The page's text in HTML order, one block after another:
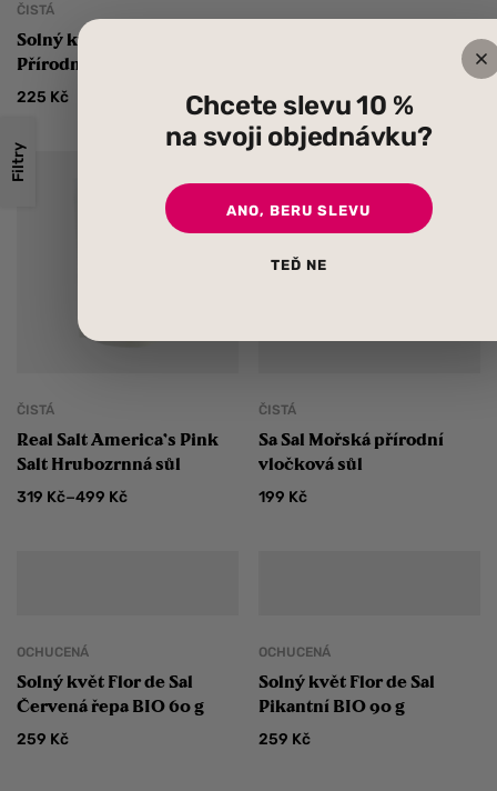
Filtry
ČISTÁ
Solný květ Flor de Sal
Přírodní 90 g
225 Kč
ČISTÁ
Real Salt America’s Pink
Salt Hrubozrnná sůl
319 Kč–499 Kč
ČISTÁ
Sa Sal Mořská přírodní
vločková sůl
199 Kč
OCHUCENÁ
Solný květ Flor de Sal
Červená řepa BIO 60 g
259 Kč
OCHUCENÁ
Solný květ Flor de Sal
Pikantní BIO 90 g
259 Kč
Chcete slevu 10 %
na svoji objednávku?
ANO, BERU SLEVU
TEĎ NE